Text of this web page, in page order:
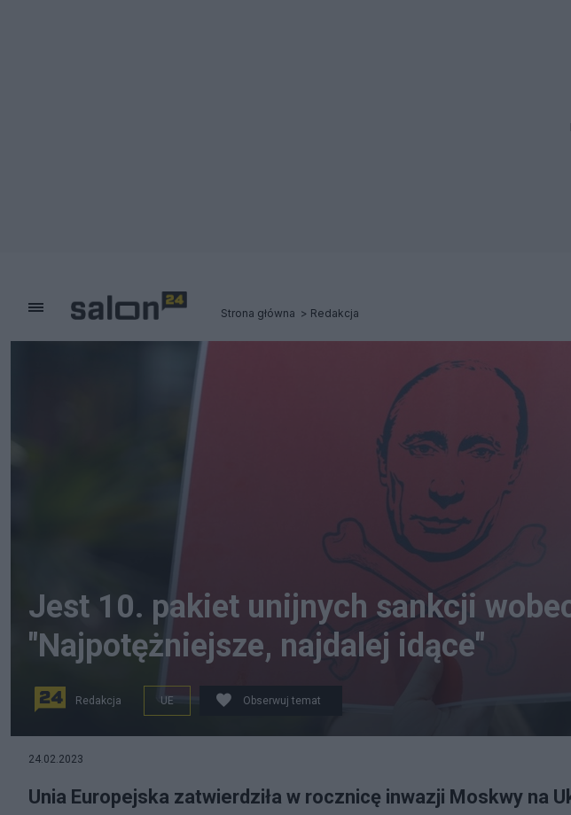
Strona główna Redakcja
PAP/EPA/ANDREJ CUKIC
Jest 10. pakiet unijnych sankcji
"Najpotężniejsze, najdalej idące"
Redakcja UE Obserwuj temat
24.02.2023
Unia Europejska zatwierdziła w rocznicę inwazji Moskwy na